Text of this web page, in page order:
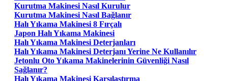
Kurutma Makinesi Nasıl Kurulur
Kurutma Makinesi Nasıl Bağlanır
Halı Yıkama Makinesi 8 Fırçalı
Japon Halı Yıkama Makinesi
Halı Yıkama Makinesi Deterjanları
Halı Yıkama Makinesi Deterjanı Yerine Ne Kullanılır
Jetonlu Oto Yıkama Makinelerinin Güvenliği Nasıl
Sağlanır?
Halı Yıkama Makinesi Karşılaştırma